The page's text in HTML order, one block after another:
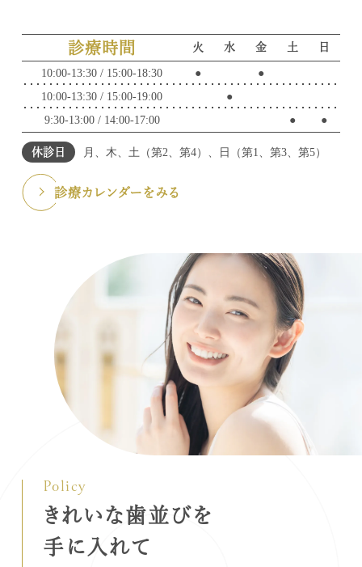
診療時間 火 水 金 土 日
10:00-13:30 / 15:00-18:30 ●
●
10:00-13:30 / 15:00-19:00
●
9:30-13:00 / 14:00-17:00
● ●
休診日 月、木、土（第2、第4）、日（第1、第3、第5）
診療カレンダーをみる
きれいな歯並びを
手に入れて